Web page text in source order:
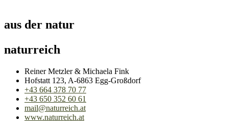
aus der natur
naturreich
Reiner Metzler & Michaela Fink
Hofstatt 123, A-6863 Egg-Großdorf
+43 664 378 70 77
+43 650 352 60 61
mail@naturreich.at
www.naturreich.at